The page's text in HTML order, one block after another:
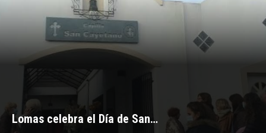
Lomas celebra el Día de San…